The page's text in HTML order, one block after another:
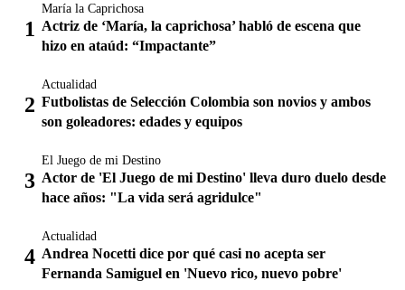
María la Caprichosa
Actriz de ‘María, la caprichosa’ habló de escena que
hizo en ataúd: “Impactante”
Actualidad
Futbolistas de Selección Colombia son novios y ambos
son goleadores: edades y equipos
El Juego de mi Destino
Actor de 'El Juego de mi Destino' lleva duro duelo desde
hace años: "La vida será agridulce"
Actualidad
Andrea Nocetti dice por qué casi no acepta ser
Fernanda Samiguel en 'Nuevo rico, nuevo pobre'